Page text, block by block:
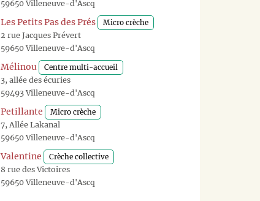
59650 Villeneuve-d'Ascq
Les Petits Pas des Prés Micro crèche
2 rue Jacques Prévert
59650 Villeneuve-d'Ascq
Mélinou Centre multi-accueil
3, allée des écuries
59493 Villeneuve-d'Ascq
Petillante Micro crèche
7, Allée Lakanal
59650 Villeneuve-d'Ascq
Valentine Crèche collective
8 rue des Victoires
59650 Villeneuve-d'Ascq